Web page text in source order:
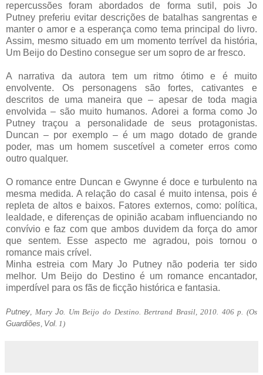
repercussões foram abordados de forma sutil, pois Jo
Putney preferiu evitar descrições de batalhas sangrentas e
manter o amor e a esperança como tema principal do livro.
Assim, mesmo situado em um momento terrível da história,
Um Beijo do Destino consegue ser um sopro de ar fresco.
A narrativa da autora tem um ritmo ótimo e é muito
envolvente. Os personagens são fortes, cativantes e
descritos de uma maneira que – apesar de toda magia
envolvida – são muito humanos. Adorei a forma como Jo
Putney traçou a personalidade de seus protagonistas.
Duncan – por exemplo – é um mago dotado de grande
poder, mas um homem suscetível a cometer erros como
outro qualquer.
O romance entre Duncan e Gwynne é doce e turbulento na
mesma medida. A relação do casal é muito intensa, pois é
repleta de altos e baixos. Fatores externos, como: política,
lealdade, e diferenças de opinião acabam influenciando no
convívio e faz com que ambos duvidem da força do amor
que sentem. Esse aspecto me agradou, pois tornou o
romance mais crível.
Minha estreia com Mary Jo Putney não poderia ter sido
melhor. Um Beijo do Destino é um romance encantador,
imperdível para os fãs de ficção histórica e fantasia.
Putney, MaryJo. Um Beijo do Destino. Bertrand Brasil, 2010. 406 p. (Os
Guardiões, Vol. 1)